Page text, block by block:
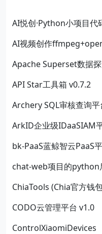
AI悦创·Python小项目代
AI视频创作
Apache Superset数据
API Star工具箱 v0.7.2
Archery SQL审核查询平
ArkID企业级IDaaSIAM
bk-PaaS蓝鲸智云PaaS
chat-web项目的python
ChiaTools (Chia官方钱
CODO云管理平台 v1.0
ControlXiaomiDevices